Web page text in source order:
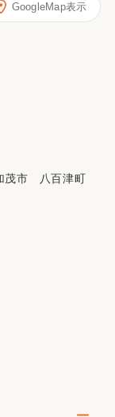
GoogleMap表示
茂市 八百津町